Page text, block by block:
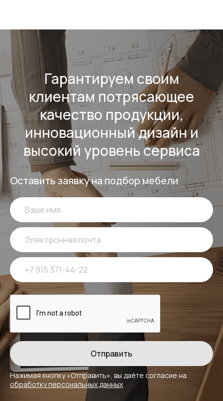
Гарантируем своим
клиентам потрясающее
качество продукции,
инновационный дизайн и
высокий уровень сервиса
Оставить заявку на подбор мебели
Нажимая кнопку «Отправить», вы даёте согласие на
обработку персональных данных